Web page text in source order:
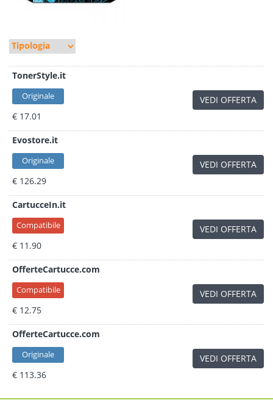
TonerStyle.it
Originale
€ 17.01
VEDI OFFERTA
Evostore.it
Originale
€ 126.29
VEDI OFFERTA
CartucceIn.it
Compatibile
€ 11.90
VEDI OFFERTA
OfferteCartucce.com
Compatibile
€ 12.75
VEDI OFFERTA
OfferteCartucce.com
Originale
€ 113.36
VEDI OFFERTA